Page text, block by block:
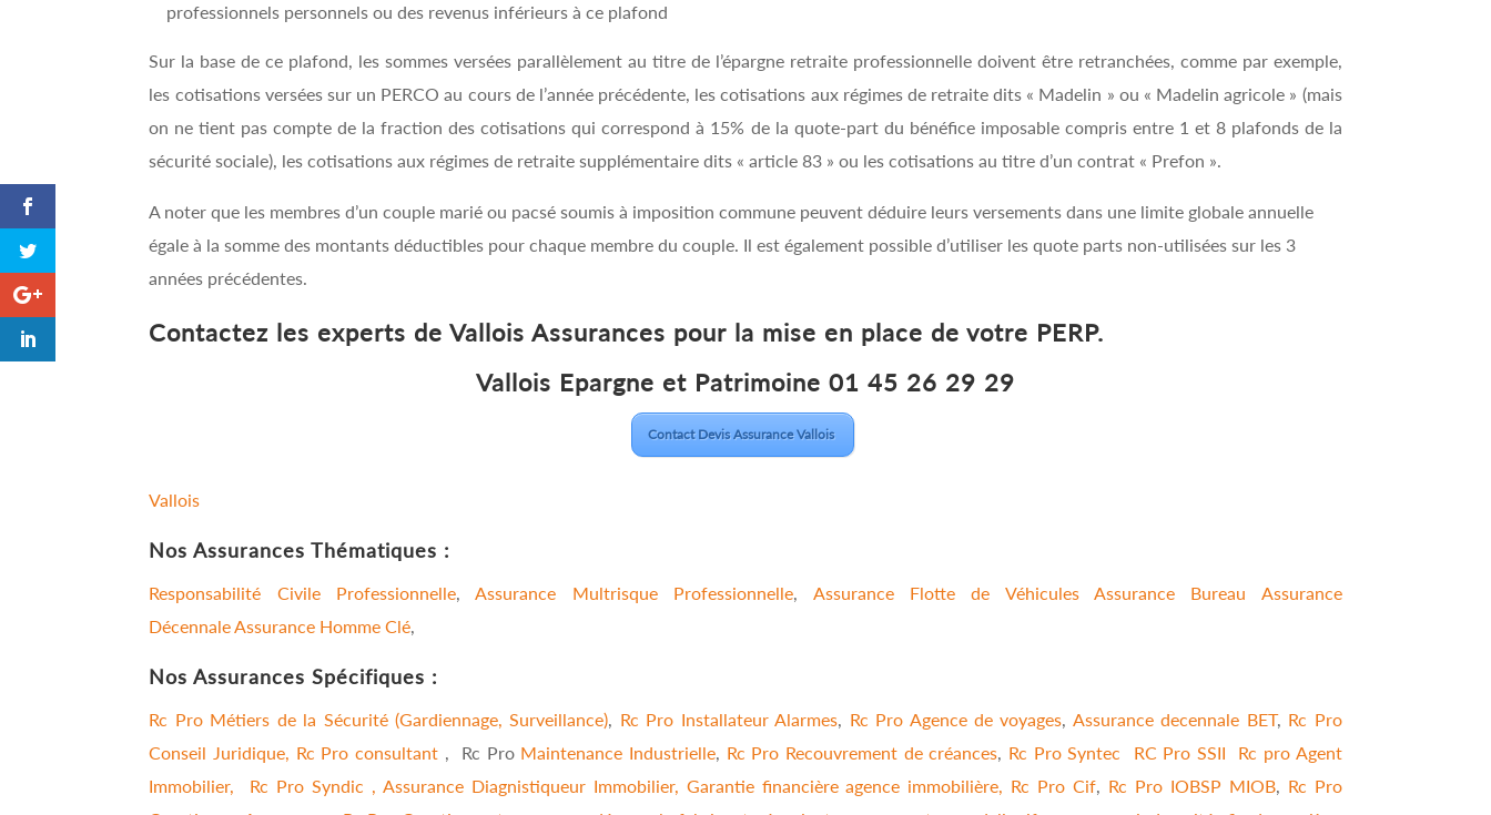
professionnels personnels ou des revenus inférieurs à ce plafond
Sur la base de ce plafond, les sommes versées parallèlement au titre de l’épargne retraite professionnelle doivent être retranchées, comme par exemple,
les cotisations versées sur un PERCO au cours de l’année précédente, les cotisations aux régimes de retraite dits « Madelin » ou « Madelin agricole » (mais
on ne tient pas compte de la fraction des cotisations qui correspond à 15% de la quote-part du bénéfice imposable compris entre 1 et 8 plafonds de la
sécurité sociale), les cotisations aux régimes de retraite supplémentaire dits « article 83 » ou les cotisations au titre d’un contrat « Prefon ».
A noter que les membres d’un couple marié ou pacsé soumis à imposition commune peuvent déduire leurs versements dans une limite globale annuelle
égale à la somme des montants déductibles pour chaque membre du couple. Il est également possible d’utiliser les quote parts non-utilisées sur les 3
années précédentes.
Contactez les experts de Vallois Assurances pour la mise en place de votre PERP.
Vallois Epargne et Patrimoine 01 45 26 29 29
Contact Devis Assurance Vallois
Vallois
Nos Assurances Thématiques :
Responsabilité Civile Professionnelle,Assurance Multrisque Professionnelle, Assurance Flotte de Véhicules Assurance Bureau
Assurance
DécennaleAssurance Homme Clé,
Nos Assurances Spécifiques :
Rc Pro Métiers de la Sécurité (Gardiennage, Surveillance), Rc Pro Installateur Alarmes, Rc Pro Agence de voyages, Assurance decennale BET, Rc Pro
Conseil Juridique, Rc Pro consultant , Rc Pro Maintenance Industrielle, Rc Pro Recouvrement de créances, Rc Pro Syntec RC Pro SSII
Rc pro Agent
Immobilier,
Rc Pro Syndic , Assurance Diagnistiqueur Immobilier, Garantie financière agence immobilière, Rc Pro Cif, Rc Pro IOBSP MIOB, Rc Pro